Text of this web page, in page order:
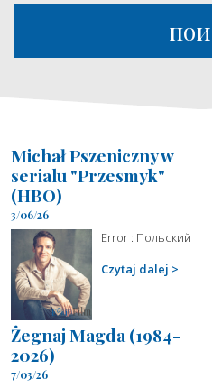
Michał Pszeniczny w
serialu "Przesmyk"
(HBO)
3/06/26
Error : Польский
Czytaj dalej
Żegnaj Magda (1984-
2026)
7/03/26